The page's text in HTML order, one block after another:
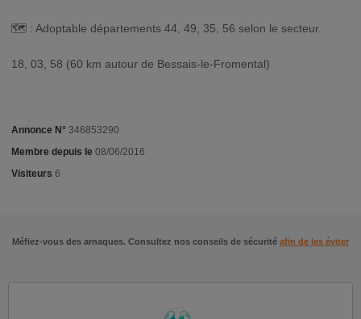
🗺️ : Adoptable départements 44, 49, 35, 56 selon le secteur.
18, 03, 58 (60 km autour de Bessais-le-Fromental)
Annonce N° 346853290
Membre depuis le 08/06/2016
Visiteurs 6
Méfiez-vous des arnaques. Consultez nos conseils de sécurité afin de les éviter